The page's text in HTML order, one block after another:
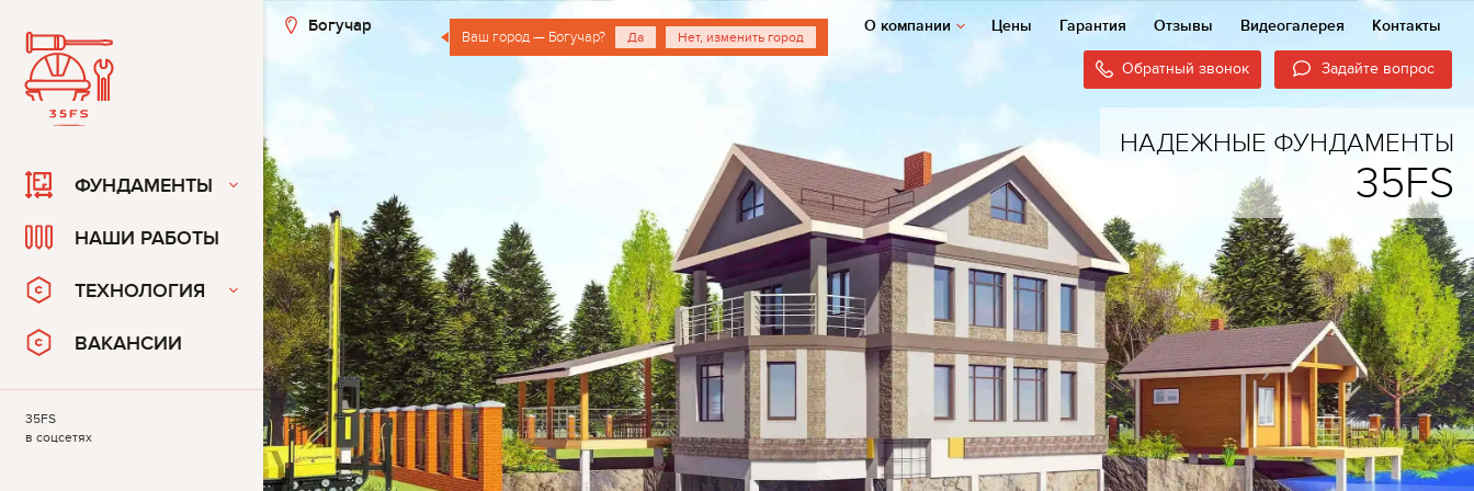
Богучар
Ваш город — Богучар? Да Нет, изменить город
О компании Цены Гарантия Отзывы Видеогалерея Контакты
Обратный звонок Задайте вопрос
НАДЕЖНЫЕ ФУНДАМЕНТЫ
35FS
ФУНДАМЕНТЫ
НАШИ РАБОТЫ
ТЕХНОЛОГИЯ
ВАКАНСИИ
35FS
в соцсетях